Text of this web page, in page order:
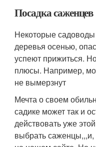
Посадка саженцев
Некоторые
деревья осенью,
успеют прижиться.
плюсы. Например,
не вымерзнут
Мечта о своем
садике может так и
действовать уже
выбрать саженцы,,,и,